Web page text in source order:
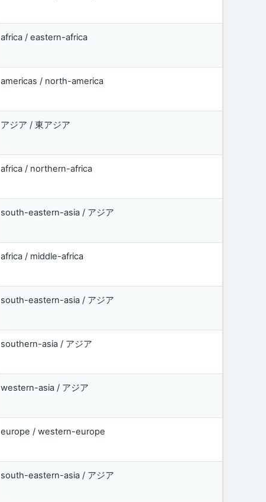
africa / eastern-africa
americas / north-america
アジア / 東アジア
africa / northern-africa
south-eastern-asia / アジア
africa / middle-africa
south-eastern-asia / アジア
southern-asia / アジア
western-asia / アジア
europe / western-europe
south-eastern-asia / アジア